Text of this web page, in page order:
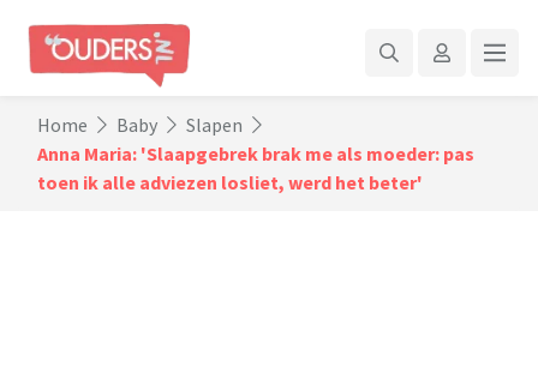
Home Baby
Slapen
Anna Maria: 'Slaapgebrek brak me als moeder: pas
toen ik alle adviezen losliet, werd het beter'